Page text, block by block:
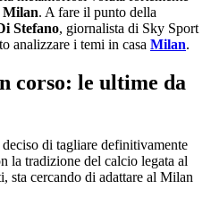
Milan. A fare il punto della
Stefano, giornalista di Sky Sport
analizzare i temi in casa Milan.
corso: le ultime da
di tagliare definitivamente
la tradizione del calcio legata al
sta cercando di adattare al Milan